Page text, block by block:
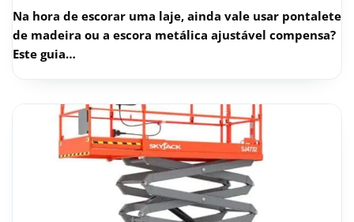
Na hora de escorar uma laje, ainda vale usar pontalete
de madeira ou a escora metálica ajustável compensa?
Este guia…